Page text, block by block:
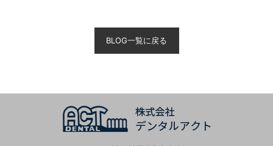
BLOG一覧に戻る